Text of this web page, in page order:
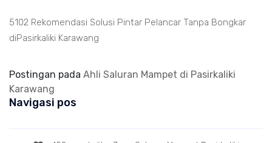
5102 Rekomendasi Solusi Pintar Pelancar Tanpa Bongkar
diPasirkaliki Karawang
Postingan pada Ahli Saluran Mampet di Pasirkaliki
Karawang
Navigasi pos